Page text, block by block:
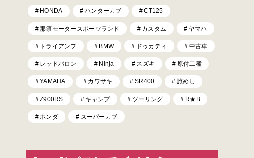
HONDA ハンターカブ CT125
那須モータースポーツランド カスタム ヤマハ
トライアンフ BMW ドゥカティ 中古車
レッドバロン Ninja スズキ 原付二種
YAMAHA カワサキ SR400 旅めし
Z900RS キャンプ ツーリング R★B
ホンダ スーパーカブ